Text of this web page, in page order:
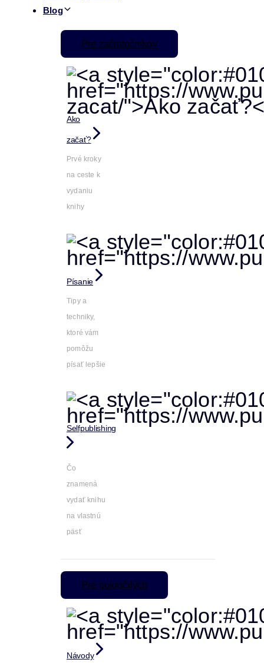
Blog
Pre začiatočníkov
Ako
začať?
Prvé kroky
na ceste k
vydaniu
knihy
Písanie
Tipy a
techniky,
ktoré vám
pomôžu
písať lepšie
Selfpublishing
Čo
znamená
vydať knihu
na vlastnú
päsť
Pre pokročilých
Návody